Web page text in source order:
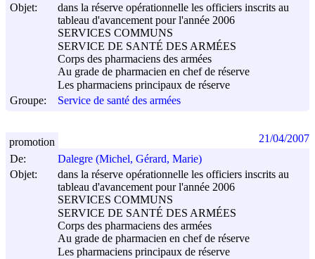
Objet:
dans la réserve opérationnelle les officiers inscrits au
tableau d'avancement pour l'année 2006
SERVICES COMMUNS
SERVICE DE SANTÉ DES ARMÉES
Corps des pharmaciens des armées
Au grade de pharmacien en chef de réserve
Les pharmaciens principaux de réserve
Groupe:
Service de santé des armées
De:
Dalegre (Michel, Gérard, Marie)
Objet:
dans la réserve opérationnelle les officiers inscrits au
tableau d'avancement pour l'année 2006
SERVICES COMMUNS
SERVICE DE SANTÉ DES ARMÉES
Corps des pharmaciens des armées
Au grade de pharmacien en chef de réserve
Les pharmaciens principaux de réserve
promotion 21/04/2007